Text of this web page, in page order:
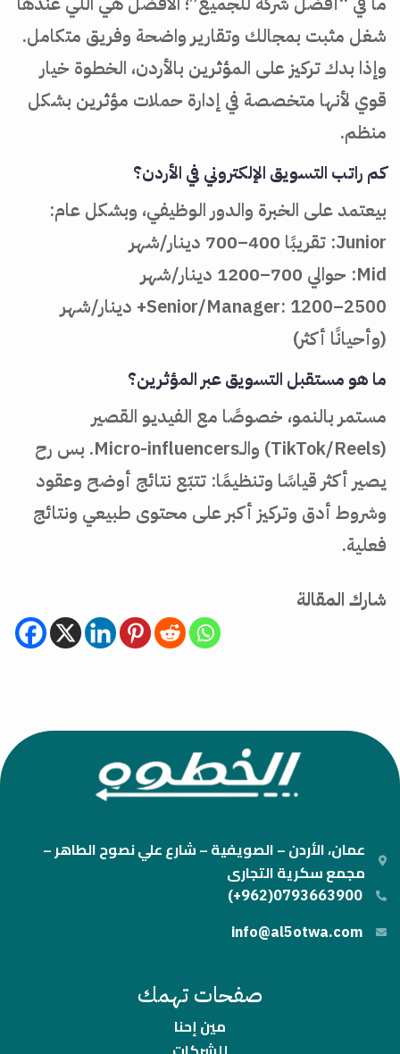
شغل مثبت بمجالك وتقارير واضحة وفريق متكامل.
وإذا بدك تركيز على المؤثرين بالأردن، الخطوة خيار
قوي لأنها متخصصة في إدارة حملات مؤثرين بشكل
منظم.
كم راتب التسويق الإلكتروني في الأردن؟
بيعتمد على الخبرة والدور الوظيفي، وبشكل عام:
Junior: تقريبًا 400–700 دينار/شهر
Mid: حوالي 700–1200 دينار/شهر
Senior/Manager: 1200–2500+ دينار/شهر
(وأحيانًا أكثر)
ما هو مستقبل التسويق عبر المؤثرين؟
مستمر بالنمو، خصوصًا مع الفيديو القصير
(TikTok/Reels) والـMicro-influencers. بس رح
يصير أكثر قياسًا وتنظيمًا: تتبّع نتائج أوضح وعقود
وشروط أدق وتركيز أكبر على محتوى طبيعي ونتائج
فعلية.
شارك المقالة
عمان، الأردن – الصويفية – شارع علي نصوح الطاهر –
مجمع سكرية التجارى
0793663900(962+)
info@al5otwa.com
صفحات تهمك
مين إحنا